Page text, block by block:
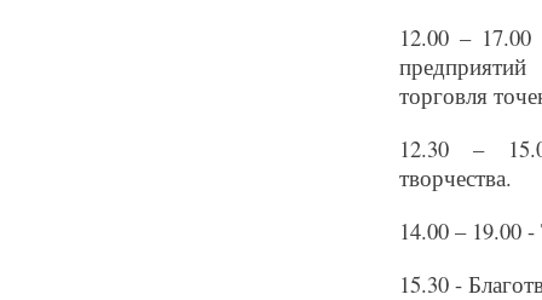
12.00 – 17.00
торговля
12.30 –
творчества.
14.00 – 19.00
15.30 -